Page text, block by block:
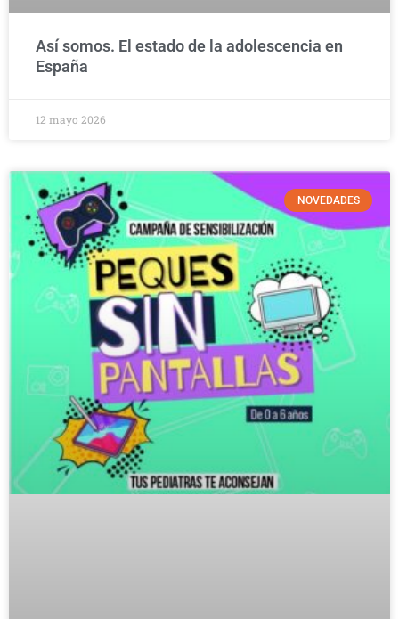
Así somos. El estado de la adolescencia en
España
12 mayo 2026
NOVEDADES